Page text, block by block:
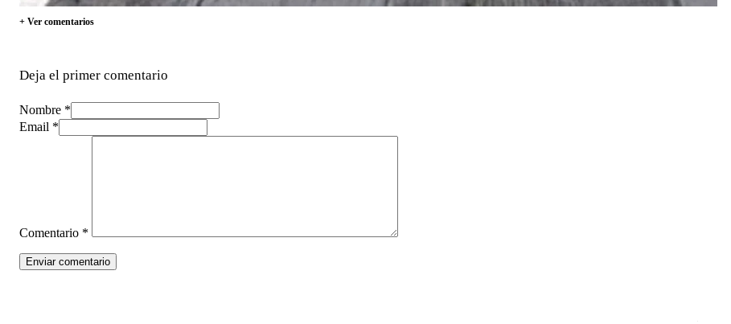
+ Ver comentarios
Deja el primer comentario
Nombre *
Email *
Comentario *